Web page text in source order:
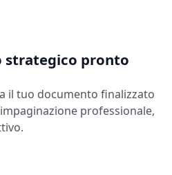
strategico pronto
il tuo documento finalizzato
professionale,